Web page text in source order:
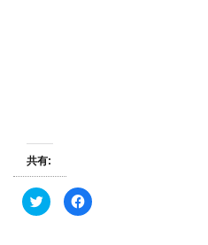
共有:
ク
リ
F
a